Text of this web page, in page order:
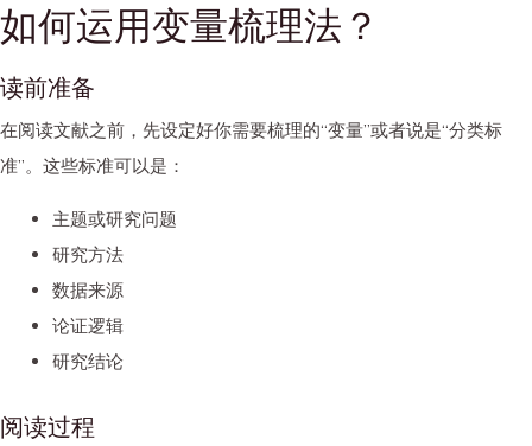
如何运用变量梳理法？
读前准备
在阅读文献之前，先设定好你需要梳理的“变量”或者说是“分类标
准”。这些标准可以是：
主题或研究问题
研究方法
数据来源
论证逻辑
研究结论
阅读过程